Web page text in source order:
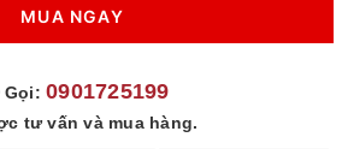
MUA NGAY
Gọi: 0901725199
tư vấn và mua hàng.